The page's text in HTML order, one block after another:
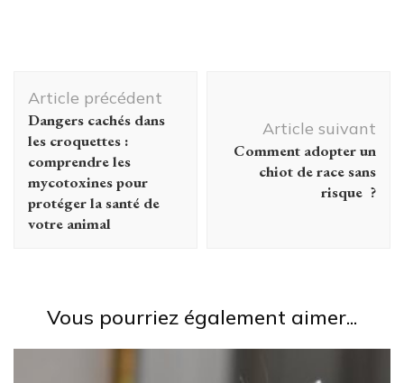
d'article
Article précédent
Dangers cachés dans
les croquettes :
comprendre les
mycotoxines pour
protéger la santé de
votre animal
Article suivant
Comment adopter un
chiot de race sans
risque ?
Vous pourriez également aimer...